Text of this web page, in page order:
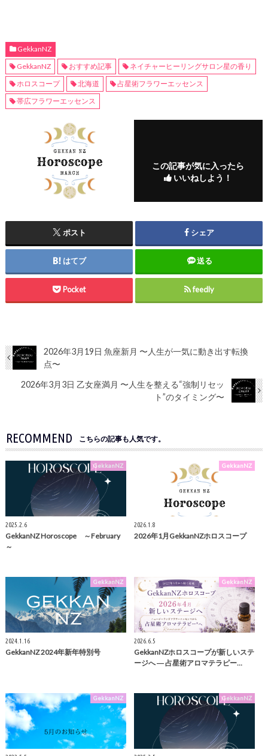
GekkanNZ
GekkanNZ
おすすめ記事
ネイチャーヒーリングサロン星の香り
ホロスコープ
北海道
占星術フラワーエッセンス
帯広フラワーエッセンス
この記事が気に入ったら
いいねしよう！
ポスト シェア
はてブ 送る
Pocket feedly
2026年3月19日 魚座新月 〜人生が一気に動き出す転換
点〜
2026年3月3日 乙女座満月 〜人生を整える“強制リセッ
ト”のタイミング〜
RECOMMEND こちらの記事も人気です。
GekkanNZ
2025.2.6
GekkanNZ Horoscope ～February
～
GekkanNZ
2026.1.8
2026年1月GekkanNZホロスコープ
GekkanNZ
2024.1.16
GekkanNZ 2024年新年特別号
GekkanNZ
2026.6.5
GekkanNZホロスコープが新しいステ
ージへ ― 占星術アロマテラピー…
GekkanNZ GekkanNZ